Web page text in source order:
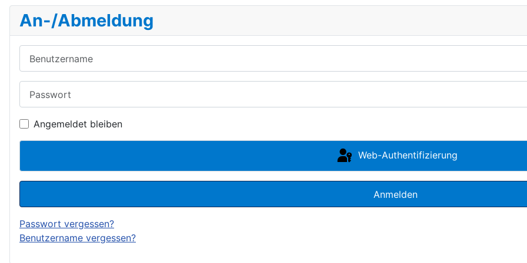
An-/Abmeldung
Angemeldet bleiben
Web-Authentifizierung
Anmelden
Passwort vergessen?
Benutzername vergessen?